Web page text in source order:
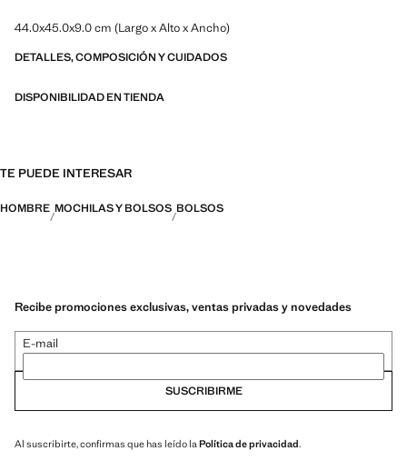
44.0x45.0x9.0 cm (Largo x Alto x Ancho)
DETALLES, COMPOSICIÓN Y CUIDADOS
DISPONIBILIDAD EN TIENDA
TE PUEDE INTERESAR
HOMBRE MOCHILAS Y BOLSOS BOLSOS
Recibe promociones exclusivas, ventas privadas y novedades
E-mail
SUSCRIBIRME
Al suscribirte, confirmas que has leído la Política de privacidad.